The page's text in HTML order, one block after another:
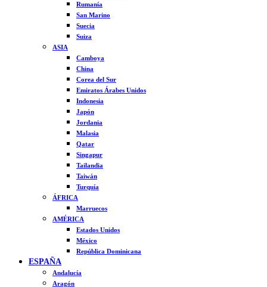
Rumanía
San Marino
Suecia
Suiza
ASIA
Camboya
China
Corea del Sur
Emiratos Árabes Unidos
Indonesia
Japón
Jordania
Malasia
Qatar
Singapur
Tailandia
Taiwán
Turquía
ÁFRICA
Marruecos
AMÉRICA
Estados Unidos
México
República Dominicana
ESPAÑA
Andalucía
Aragón